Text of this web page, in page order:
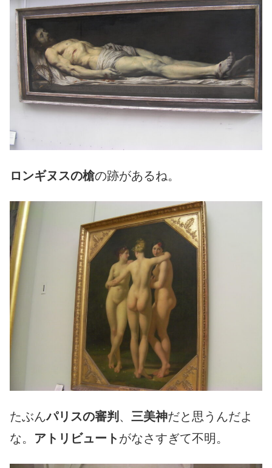
ロンギヌスの槍の跡があるね。
たぶんパリスの審判 、 三美神だと思うんだよ
な。 アトリビュート がなさすぎて不明。